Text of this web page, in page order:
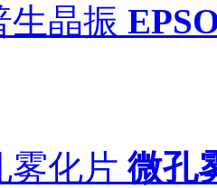
生晶振
雾化片 微孔